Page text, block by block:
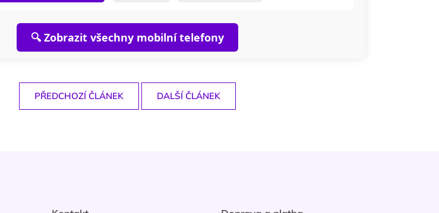
🔍 Zobrazit všechny mobilní telefony
PŘEDCHOZÍ ČLÁNEK DALŠÍ ČLÁNEK